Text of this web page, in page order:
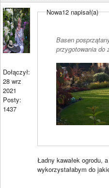
Dołączył:
28 wrz
2021
Posty:
1437
Nowa12 napisał(a)
Basen
przygotowania do
Ładny kawałek ogrodu,
wykorzystałabym do